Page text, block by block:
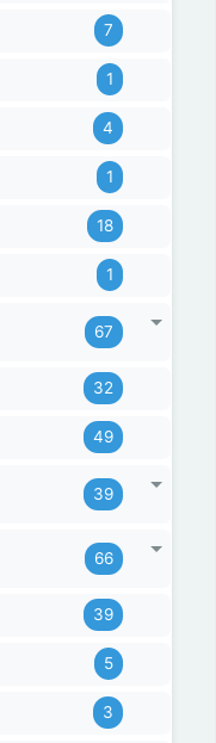
7
1
4
1
18
1
67
32
49
39
66
39
5
3